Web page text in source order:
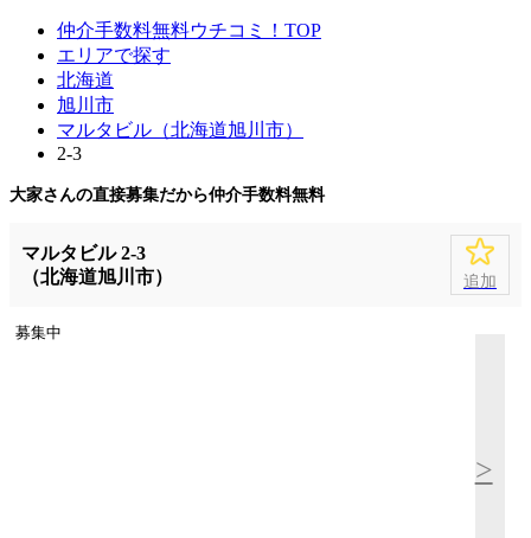
仲介手数料無料ウチコミ！TOP
エリアで探す
北海道
旭川市
マルタビル（北海道旭川市）
2-3
大家さんの直接募集だから仲介手数料無料
マルタビル 2-3
（北海道旭川市）
追加
募集中
>